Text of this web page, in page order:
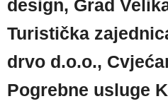
design, Grad
Turistička
drvo d.o.o.,
Pogrebne usluge